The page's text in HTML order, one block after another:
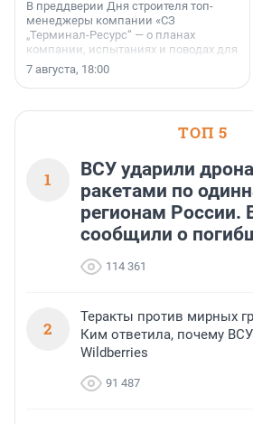
В преддверии Дня строителя топ-
менеджеры компании «СЗ
„Терминал-Ресурс“ — о планах
компании, испытаниях и поводах для
осторожного оптимизма.
7 августа, 18:00
ТОП 5
1
ВСУ ударили
ракетами по
регионам России.
сообщили о
114 361
2
Теракты против мирных
Ким ответила, почему
Wildberries
91 487